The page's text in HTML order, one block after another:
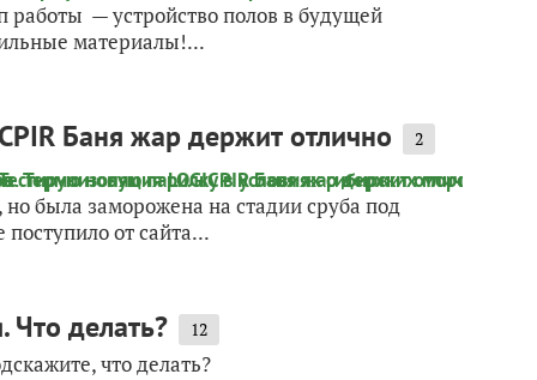
— устройство полов в будущей
материалы!...
Баня жар держит отлично 2
была заморожена на стадии сруба под
от сайта...
Что делать? 12
что делать?